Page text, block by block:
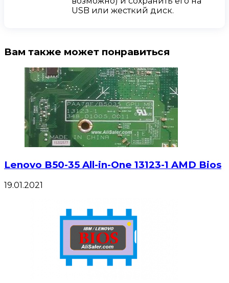
USB или жесткий диск.
Вам также может понравиться
Lenovo B50-35 All-in-One 13123-1 AMD Bios
19.01.2021